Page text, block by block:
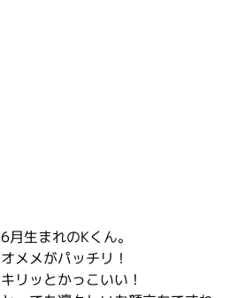
6月生まれのKくん。
オメメがパッチリ！
キリッとかっこいい！